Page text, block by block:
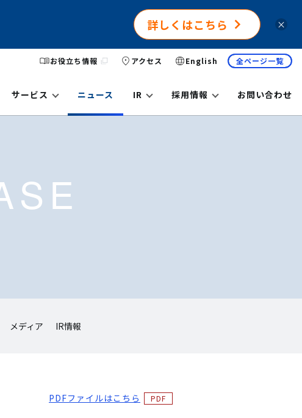
詳しくはこちら ×
お役立ち情報 アクセス English 全ページ一覧
サービス ニュース IR 採用情報 お問い合わせ
メディア IR情報
PDFファイルはこちら